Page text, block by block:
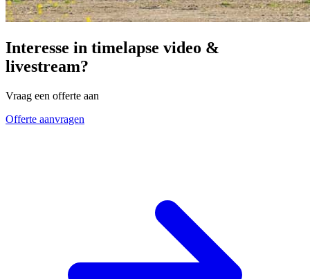
Interesse in timelapse video &
livestream?
Vraag een offerte aan
Offerte aanvragen